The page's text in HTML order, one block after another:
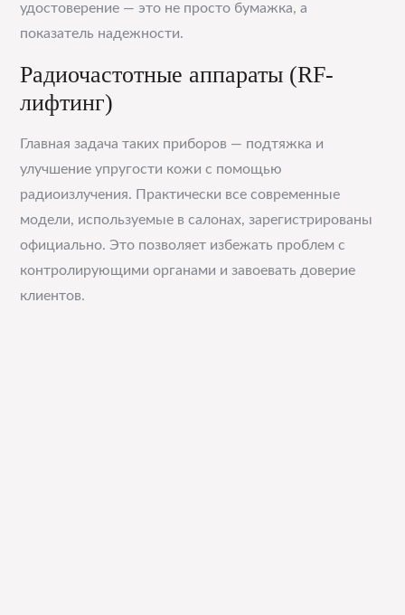
удостоверение — это не просто бумажка, а
показатель надежности.
Радиочастотные аппараты (RF-
лифтинг)
Главная задача таких приборов — подтяжка и
улучшение упругости кожи с помощью
радиоизлучения. Практически все современные
модели, используемые в салонах, зарегистрированы
официально. Это позволяет избежать проблем с
контролирующими органами и завоевать доверие
клиентов.